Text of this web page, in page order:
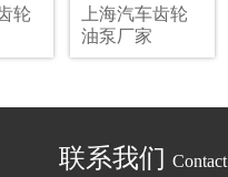
轮
高
上海汽车齿轮
油泵厂家
联系我们 Contact